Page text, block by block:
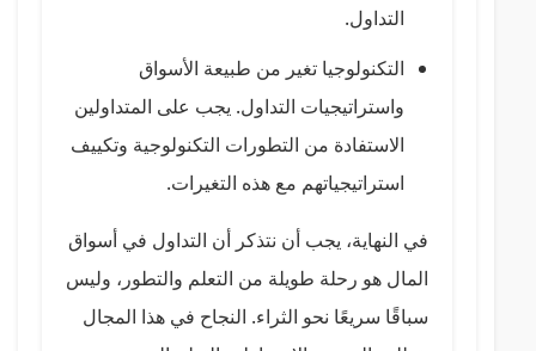
التداول.
التكنولوجيا تغير من طبيعة الأسواق
واستراتيجيات التداول. يجب على المتداولين
الاستفادة من التطورات التكنولوجية وتكييف
استراتيجياتهم مع هذه التغيرات.
في النهاية، يجب أن نتذكر أن التداول في أسواق
المال هو رحلة طويلة من التعلم والتطور، وليس
سباقًا سريعًا نحو الثراء. النجاح في هذا المجال